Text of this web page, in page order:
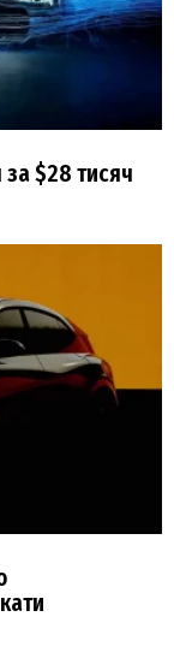
за $28 тисяч